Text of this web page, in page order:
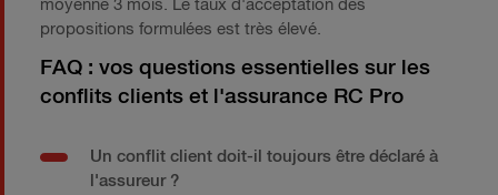
moyenne 3 mois. Le taux d'acceptation des
propositions formulées est très élevé.
FAQ : vos questions essentielles sur les
conflits clients et l'assurance RC Pro
Un conflit client doit-il toujours être déclaré à
l'assureur ?